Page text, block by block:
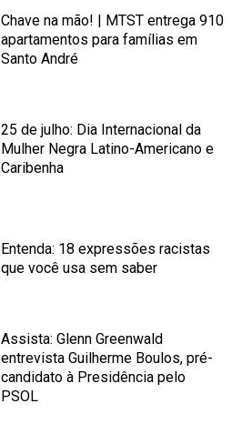
Chave na mão! | MTST entrega 910
apartamentos para famílias em
Santo André
25 de julho: Dia Internacional da
Mulher Negra Latino-Americano e
Caribenha
Entenda: 18 expressões racistas
que você usa sem saber
Assista: Glenn Greenwald
entrevista Guilherme Boulos, pré-
candidato à Presidência pelo
PSOL